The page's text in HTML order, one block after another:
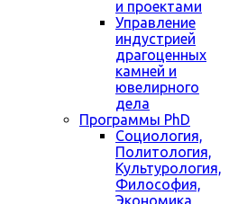
и проектами
Управление
индустрией
драгоценных
камней и
ювелирного
дела
Программы PhD
Социология,
Политология,
Культурология,
Философия,
Экономика